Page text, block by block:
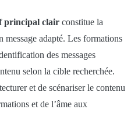
principal clair constitue la
message adapté. Les formations
des messages
selon la cible recherchée.
et de scénariser le contenu
et de l’âme aux